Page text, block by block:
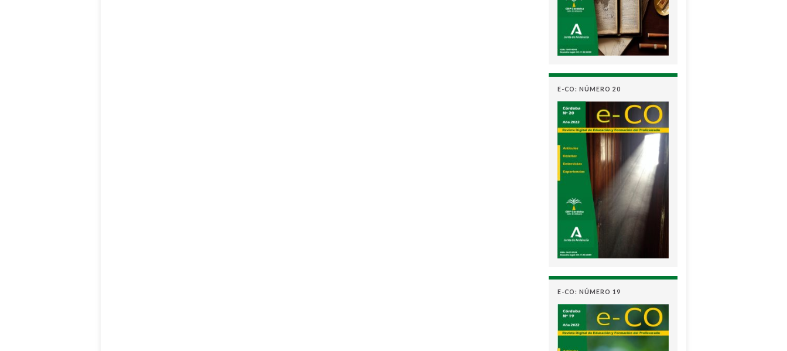
E-CO: NÚMERO 20
E-CO: NÚMERO 19